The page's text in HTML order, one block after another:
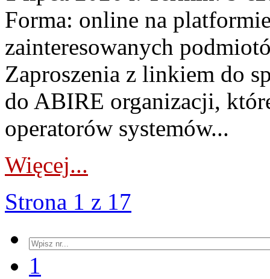
Forma: online na
zainteresowanych
Zaproszenia z linkiem do
do ABIRE organizacji,
operatorów systemów...
Więcej...
Strona 1 z 17
1